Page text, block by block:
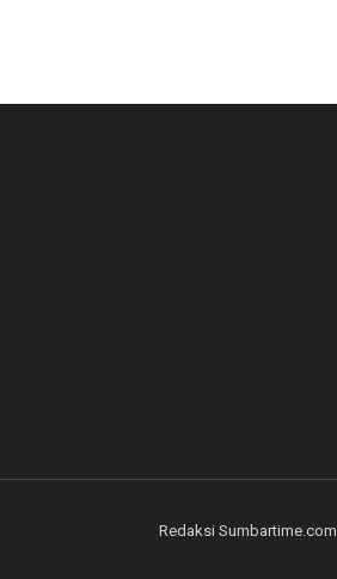
Redaksi Sumbartime.com